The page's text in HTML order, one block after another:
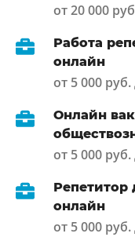
от 20 000
Работа
онлайн
от 5 000
Онлайн
от 5 000
онлайн
от 5 000